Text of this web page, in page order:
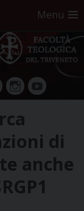
Menu
Instagram
YouTube
di
anche